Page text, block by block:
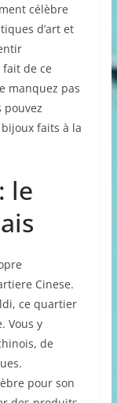
célèbre
d’art et
de ce
manquez pas
pouvez
faits à la
le
Cinese.
ce quartier
Vous y
de
pour son